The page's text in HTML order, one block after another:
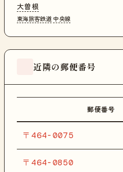
大曽根
東海旅客鉄道 中央線
近隣の郵便番号
郵便番号
〒464-0075
〒464-0850